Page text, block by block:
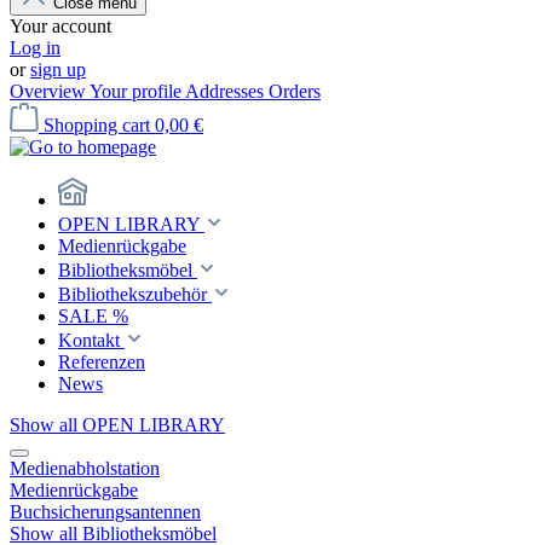
Your account
Log in
orsign up
OverviewYour profile Addresses Orders
Shopping cart 0,00 €
OPEN LIBRARY
Medienrückgabe
Bibliotheksmöbel
Bibliothekszubehör
SALE %
Kontakt
Referenzen
News
Show all OPEN LIBRARY
Medienabholstation
Medienrückgabe
Buchsicherungsantennen
Show all Bibliotheksmöbel